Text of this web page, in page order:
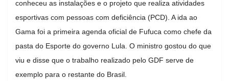
conheceu as instalações e o projeto que realiza atividades
esportivas com pessoas com deficiência (PCD). A ida ao
Gama foi a primeira agenda oficial de Fufuca como chefe da
pasta do Esporte do governo Lula. O ministro gostou do que
viu e disse que o trabalho realizado pelo GDF serve de
exemplo para o restante do Brasil.